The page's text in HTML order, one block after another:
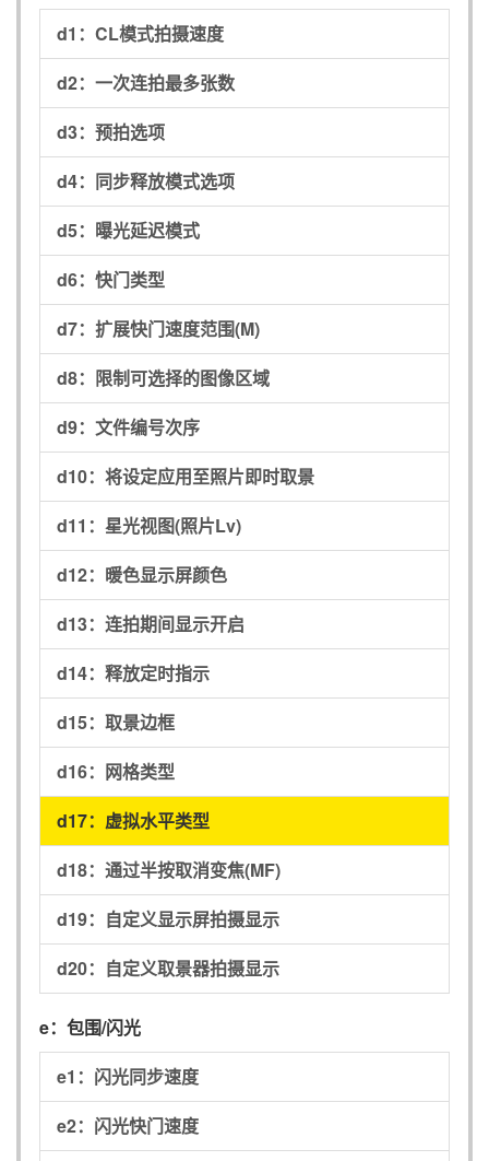
d1： CL模式拍摄速度
d2： 一次连拍最多张数
d3： 预拍选项
d4： 同步释放模式选项
d5： 曝光延迟模式
d6： 快门类型
d7： 扩展快门速度范围(M)
d8： 限制可选择的图像区域
d9： 文件编号次序
d10： 将设定应用至照片即时取景
d11： 星光视图(照片Lv)
d12： 暖色显示屏颜色
d13： 连拍期间显示开启
d14： 释放定时指示
d15： 取景边框
d16： 网格类型
d17： 虚拟水平类型
d18： 通过半按取消变焦(MF)
d19： 自定义显示屏拍摄显示
d20： 自定义取景器拍摄显示
e： 包围/闪光
e1： 闪光同步速度
e2： 闪光快门速度